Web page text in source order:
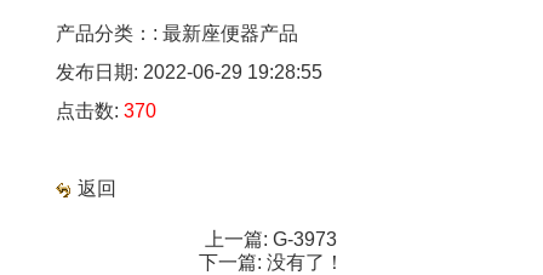
产品分类：: 最新座便器产品
发布日期: 2022-06-29 19:28:55
点击数: 370
返回
上一篇:G-3973
下一篇: 没有了！